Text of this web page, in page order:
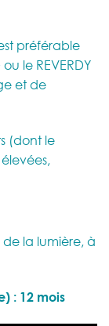
préférable
le REVERDY
et de
(dont le
la lumière, à
: 12 mois